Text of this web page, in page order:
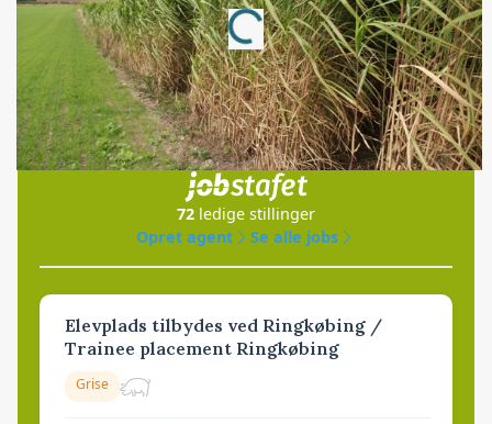
Jobs
i samarbejde med
72 ledige stillinger
Opret agent
Se alle jobs
Elevplads tilbydes ved Ringkøbing /
Trainee placement Ringkøbing
Grise